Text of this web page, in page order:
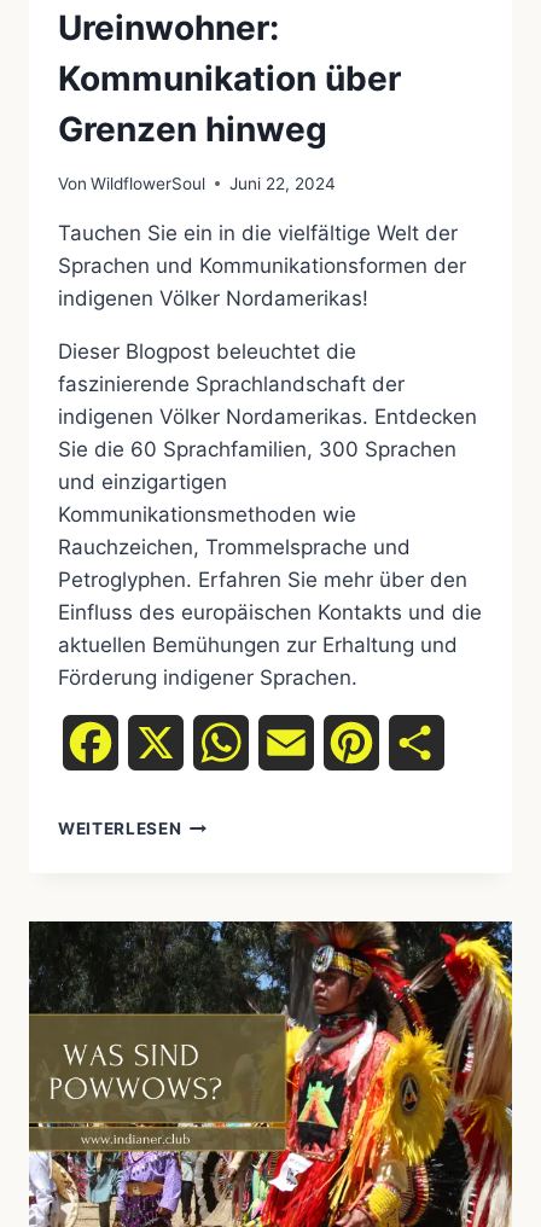
Ureinwohner:
Kommunikation über
Grenzen hinweg
Von WildflowerSoul Juni 22, 2024
Tauchen Sie ein in die vielfältige Welt der
Sprachen und Kommunikationsformen der
indigenen Völker Nordamerikas!
Dieser Blogpost beleuchtet die
faszinierende Sprachlandschaft der
indigenen Völker Nordamerikas. Entdecken
Sie die 60 Sprachfamilien, 300 Sprachen
und einzigartigen
Kommunikationsmethoden wie
Rauchzeichen, Trommelsprache und
Petroglyphen. Erfahren Sie mehr über den
Einfluss des europäischen Kontakts und die
aktuellen Bemühungen zur Erhaltung und
Förderung indigener Sprachen.
Facebook WhatsAppEmail Pinterest
WEITERLESEN DIE
UREINWOHNER:
KOMMUNIKATION
ÜBER
GRENZEN